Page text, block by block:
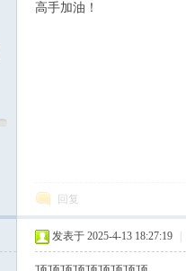
高手加油！
回复
发表于 2025-4-13 18:27:19